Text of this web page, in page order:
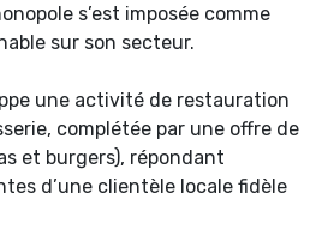
s’est imposée comme
sur son secteur.
une activité de restauration
complétée par une offre de
et burgers), répondant
d’une clientèle locale fidèle